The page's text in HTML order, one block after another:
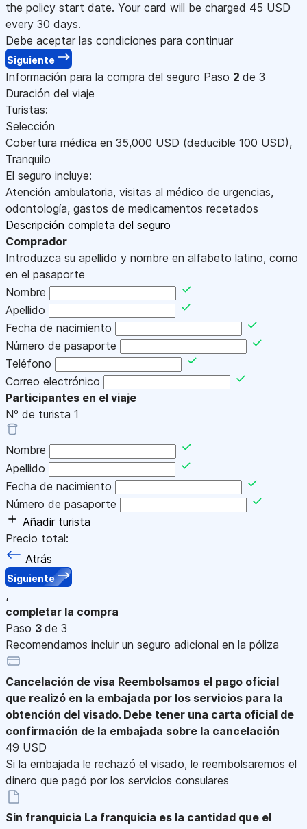
the policy start date. Your card will be charged 45 USD
every 30 days.
Debe aceptar las condiciones para continuar
Siguiente
Información para la compra del seguro Paso 2 de 3
Duración del viaje
Turistas:
Selección
Cobertura médica en 35,000 USD (deducible 100 USD),
Tranquilo
El seguro incluye:
Atención ambulatoria, visitas al médico de urgencias,
odontología, gastos de medicamentos recetados
Descripción completa del seguro
Comprador
Introduzca su apellido y nombre en alfabeto latino, como
en el pasaporte
Nombre
Apellido
Fecha de nacimiento
Número de pasaporte
Teléfono
Correo electrónico
Participantes en el viaje
Nº de turista 1
Nombre
Apellido
Fecha de nacimiento
Número de pasaporte
Añadir turista
Precio total:
Atrás
Siguiente
,
completar la compra
Paso 3 de 3
Recomendamos incluir un seguro adicional en la póliza
Cancelación de visa Reembolsamos el pago oficial
que realizó en la embajada por los servicios para la
obtención del visado. Debe tener una carta oficial de
confirmación de la embajada sobre la cancelación
49 USD
Si la embajada le rechazó el visado, le reembolsaremos el
dinero que pagó por los servicios consulares
Sin franquicia La franquicia es la cantidad que el